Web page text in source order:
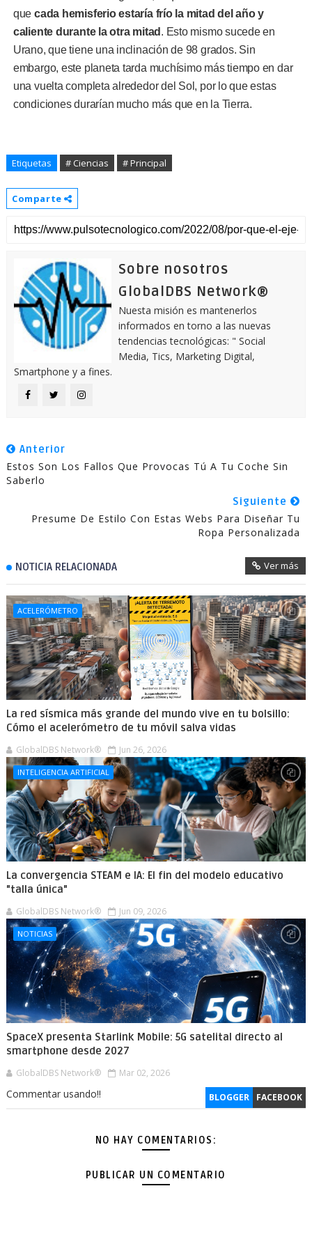
quecada hemisferio estaría frío la mitad del año y
caliente durante la otra mitad . Esto mismo sucede en
Urano, que tiene una inclinación de 98 grados. Sin
embargo, este planeta tarda muchísimo más tiempo en dar
una vuelta completa alrededor del Sol, por lo que estas
condiciones durarían mucho más que en la Tierra.
Etiquetas # Ciencias # Principal
Comparte
Sobre nosotros
GlobalDBS Network®
Nuesta misión es mantenerlos
informados en torno a las nuevas
tendencias tecnológicas: " Social
Media, Tics, Marketing Digital,
Smartphone y a fines.
Anterior
Estos Son Los Fallos Que Provocas Tú A Tu Coche Sin
Saberlo
Siguiente
Presume De Estilo Con Estas Webs Para Diseñar Tu
Ropa Personalizada
NOTICIA RELACIONADA Ver más
ACELERÓMETRO
La red sísmica más grande del mundo vive en tu bolsillo:
Cómo el acelerómetro de tu móvil salva vidas
GlobalDBS Network® Jun 26, 2026
INTELIGENCIA ARTIFICIAL
La convergencia STEAM e IA: El fin del modelo educativo
"talla única"
GlobalDBS Network® Jun 09, 2026
NOTICIAS
SpaceX presenta Starlink Mobile: 5G satelital directo al
smartphone desde 2027
GlobalDBS Network® Mar 02, 2026
BLOGGER FACEBOOK
Commentar usando!!
NO HAY COMENTARIOS:
PUBLICAR UN COMENTARIO